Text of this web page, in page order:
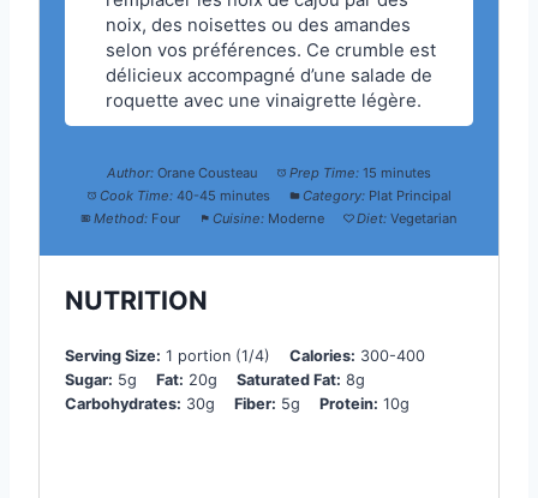
noix, des noisettes ou des amandes
selon vos préférences. Ce crumble est
délicieux accompagné d’une salade de
roquette avec une vinaigrette légère.
Author: Orane Cousteau Prep Time: 15 minutes
Cook Time: 40-45 minutes Category: Plat Principal
Method: Four Cuisine: Moderne Diet: Vegetarian
NUTRITION
Serving Size: 1 portion (1/4) Calories: 300-400
Sugar: 5g Fat: 20g Saturated Fat: 8g
Carbohydrates: 30g Fiber: 5g Protein: 10g